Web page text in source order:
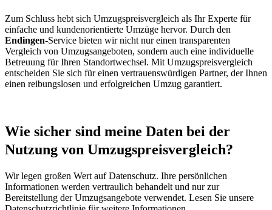
Zum Schluss hebt sich Umzugspreisvergleich als Ihr Experte für
einfache und kundenorientierte Umzüge hervor. Durch den
Endingen-Service bieten wir nicht nur einen transparenten
Vergleich von Umzugsangeboten, sondern auch eine individuelle
Betreuung für Ihren Standortwechsel. Mit Umzugspreisvergleich
entscheiden Sie sich für einen vertrauenswürdigen Partner, der Ihnen
einen reibungslosen und erfolgreichen Umzug garantiert.
Wie sicher sind meine Daten bei der
Nutzung von Umzugspreisvergleich?
Wir legen großen Wert auf Datenschutz. Ihre persönlichen
Informationen werden vertraulich behandelt und nur zur
Bereitstellung der Umzugsangebote verwendet. Lesen Sie unsere